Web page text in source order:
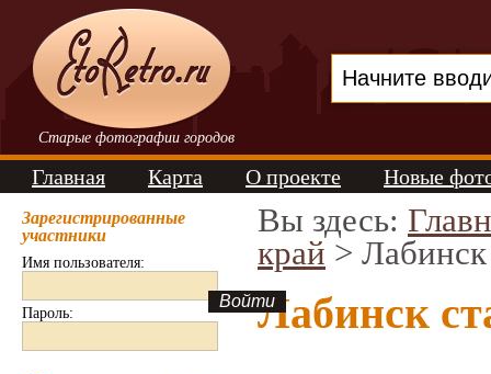
Старые фотографии городов
Главная Карта О проекте Новые
Зарегистрированные
участники
Имя пользователя:
Пароль:
Вы здесь:
край > Лабинск
Лабинск